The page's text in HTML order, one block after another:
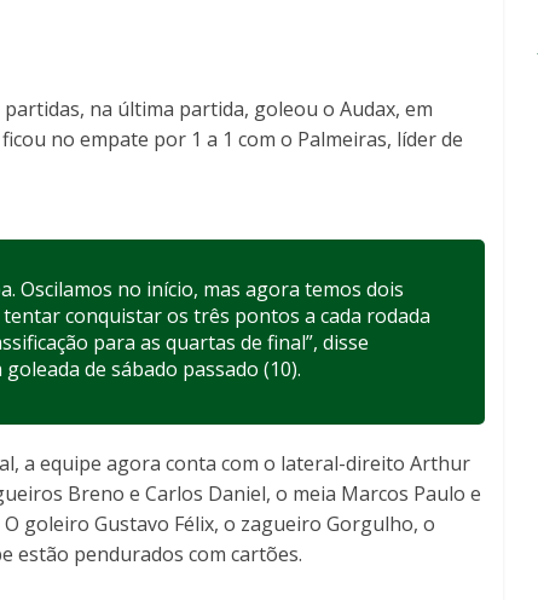
na última partida, goleou o Audax, em
no empate por 1 a 1 com o Palmeiras, líder de
Oscilamos no início, mas agora temos dois
conquistar os três pontos a cada rodada
para as quartas de final”, disse
de sábado passado (10).
a equipe agora conta com o lateral-direito Arthur
Breno e Carlos Daniel, o meia Marcos Paulo e
goleiro Gustavo Félix, o zagueiro Gorgulho, o
estão pendurados com cartões.